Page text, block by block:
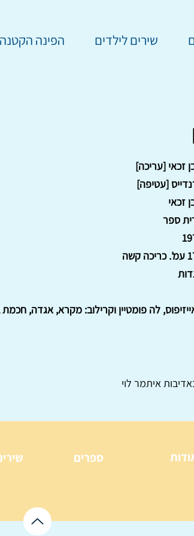
שירים לילדים הפינה הקטנה
זכאי [עריכה]
[עטיפה]
זכאי
ספר
קשה
לה פומטיין וקרילוב: מקרא, אגדה,
איתמר לוי
ספרים